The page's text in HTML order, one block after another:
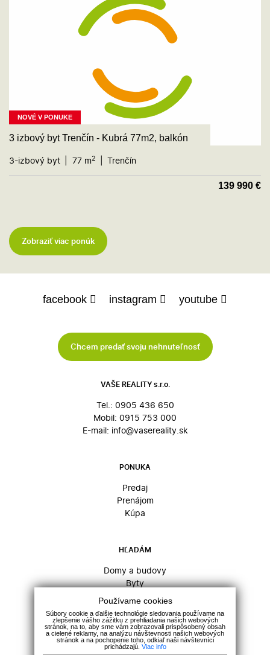
NOVÉ V PONUKE
3 izbový byt Trenčín - Kubrá 77m2, balkón
3-izbový byt 77 m2 Trenčín
139 990 €
Zobraziť viac ponúk
facebook instagram youtube
Chcem predať svoju nehnuteľnosť
VAŠE REALITY s.r.o.
Tel.: 0905 436 650
Mobil: 0915 753 000
E-mail: info@vasereality.sk
PONUKA
Predaj
Prenájom
Kúpa
HĽADÁM
Domy a budovy
Byty
Komerčné objekty
Pozemky
INFO
Používame cookies
Súbory cookie a ďalšie technológie sledovania používame na
zlepšenie vášho zážitku z prehliadania našich webových
stránok, na to, aby sme vám zobrazovali prispôsobený obsah
a cielené reklamy, na analýzu návštevnosti našich webových
stránok a na pochopenie toho, odkiaľ naši návštevníci
prichádzajú. Viac info